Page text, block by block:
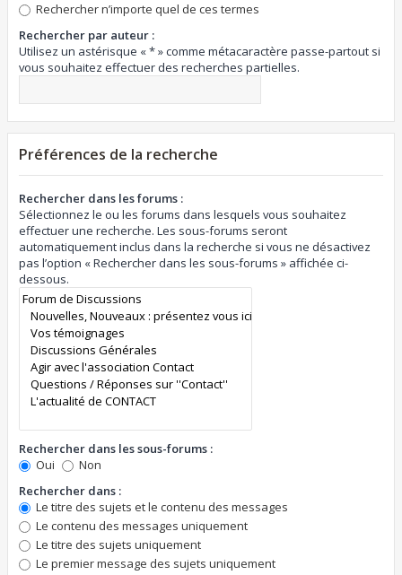
Rechercher n’importe quel de ces termes
Rechercher par auteur :
Utilisez un astérisque « * » comme métacaractère passe-partout si
vous souhaitez effectuer des recherches partielles.
Préférences de la recherche
Rechercher dans les forums :
Sélectionnez le ou les forums dans lesquels vous souhaitez
effectuer une recherche. Les sous-forums seront
automatiquement inclus dans la recherche si vous ne désactivez
pas l’option « Rechercher dans les sous-forums » affichée ci-
dessous.
Rechercher dans les sous-forums :
Oui
Non
Rechercher dans :
Le titre des sujets et le contenu des messages
Le contenu des messages uniquement
Le titre des sujets uniquement
Le premier message des sujets uniquement